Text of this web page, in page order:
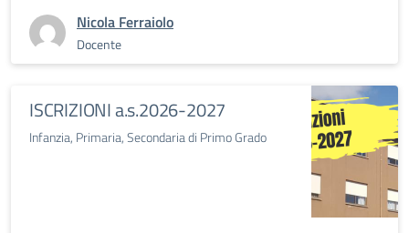
Nicola Ferraiolo
Docente
ISCRIZIONI a.s.2026-2027
Infanzia, Primaria, Secondaria di Primo Grado